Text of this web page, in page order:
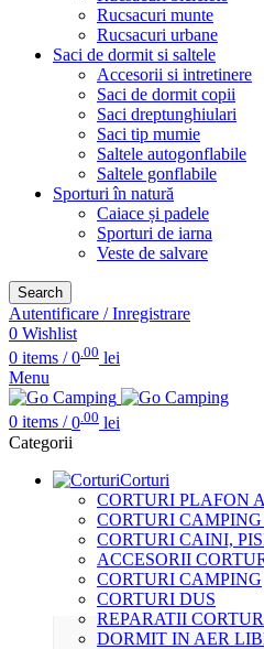
Rucsacuri munte
Rucsacuri urbane
Saci de dormit si saltele
Accesorii si intretinere
Saci de dormit copii
Saci dreptunghiulari
Saci tip mumie
Saltele autogonflabile
Saltele gonflabile
Sporturi în natură
Caiace și padele
Sporturi de iarna
Veste de salvare
Search
Autentificare / Inregistrare
0 Wishlist
0 items / 0.00 lei
Menu
0 items / 0 .00 lei
Categorii
Corturi
CORTURI PLAFON
CORTURI
CORTURI CAINI,
ACCESORII
CORTURI CAMPING
CORTURI DUS
REPARATII
DORMIT IN AER